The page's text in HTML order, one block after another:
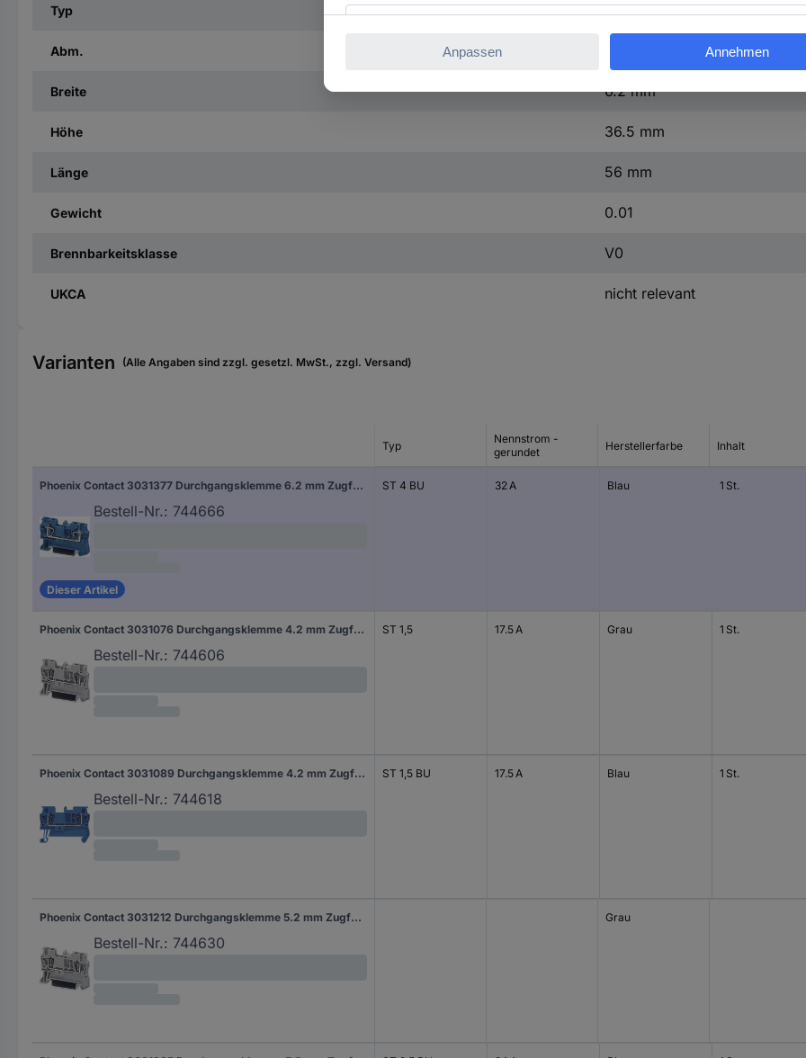
Typ ST 4 BU
Abm. (L x B x H) 56 x 6.2 x 36.5
Breite 6.2 mm
Höhe 36.5 mm
Länge 56 mm
Gewicht 0.01
Brennbarkeitsklasse V0
UKCA nicht relevant
Varianten (Alle Angaben sind zzgl. gesetzl. MwSt., zzgl. Versand)
Typ
Nennstrom -
gerundet
Herstellerfarbe Inhalt
Phoenix Contact 3031377 Durchgangsklemme 6.2 mm Zugfeder Blau 1 St.
Bestell-Nr.: 744666
Dieser Artikel
ST 4 BU 32 A Blau 1 St.
Phoenix Contact 3031076 Durchgangsklemme 4.2 mm Zugfeder Grau 1 St.
Bestell-Nr.: 744606
ST 1,5 17.5 A Grau 1 St.
Phoenix Contact 3031089 Durchgangsklemme 4.2 mm Zugfeder Blau 1 St.
Bestell-Nr.: 744618
ST 1,5 BU 17.5 A Blau 1 St.
Phoenix Contact 3031212 Durchgangsklemme 5.2 mm Zugfeder Grau 1 St.
Bestell-Nr.: 744630
Grau